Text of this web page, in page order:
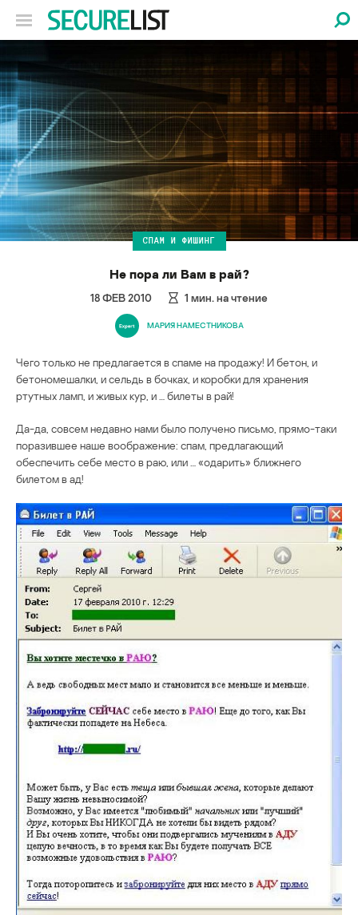
СПАМ И ФИШИНГ
Не пора ли Вам в рай?
18 ФЕВ 2010 1 мин. на чтение
МАРИЯ НАМЕСТНИКОВА
Чего только не предлагается в спаме на продажу! И бетон, и
бетономешалки, и сельдь в бочках, и коробки для хранения
ртутных ламп, и живых кур, и … билеты в рай!
Да-да, совсем недавно нами было получено письмо, прямо-таки
поразившее наше воображение: спам, предлагающий
обеспечить себе место в раю, или … «одарить» ближнего
билетом в ад!